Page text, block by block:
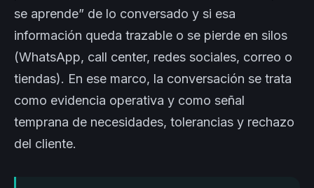
se aprende” de lo conversado y si esa
información queda trazable o se pierde en silos
(WhatsApp, call center, redes sociales, correo o
tiendas). En ese marco, la conversación se trata
como evidencia operativa y como señal
temprana de necesidades, tolerancias y rechazo
del cliente.